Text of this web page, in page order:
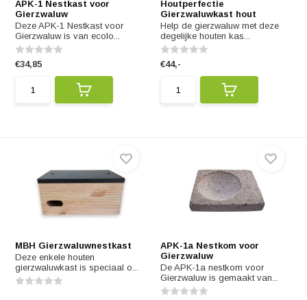
APK-1 Nestkast voor
Gierzwaluw
Deze APK-1 Nestkast voor
Gierzwaluw is van ecolo...
€34,85
Houtperfectie
Gierzwaluwkast hout
Help de gierzwaluw met deze
degelijke houten kas...
€44,-
MBH Gierzwaluwnestkast
Deze enkele houten
gierzwaluwkast is speciaal o...
APK-1a Nestkom voor
Gierzwaluw
De APK-1a nestkom voor
Gierzwaluw is gemaakt van...